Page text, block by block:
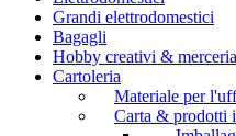
Grandi elettrodomestici
Bagagli
Hobby creativi & merceria
Cartoleria
Materiale per
Carta & prodotti